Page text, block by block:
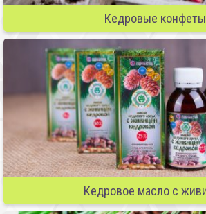
Кедровые конфеты
Кедровое масло с